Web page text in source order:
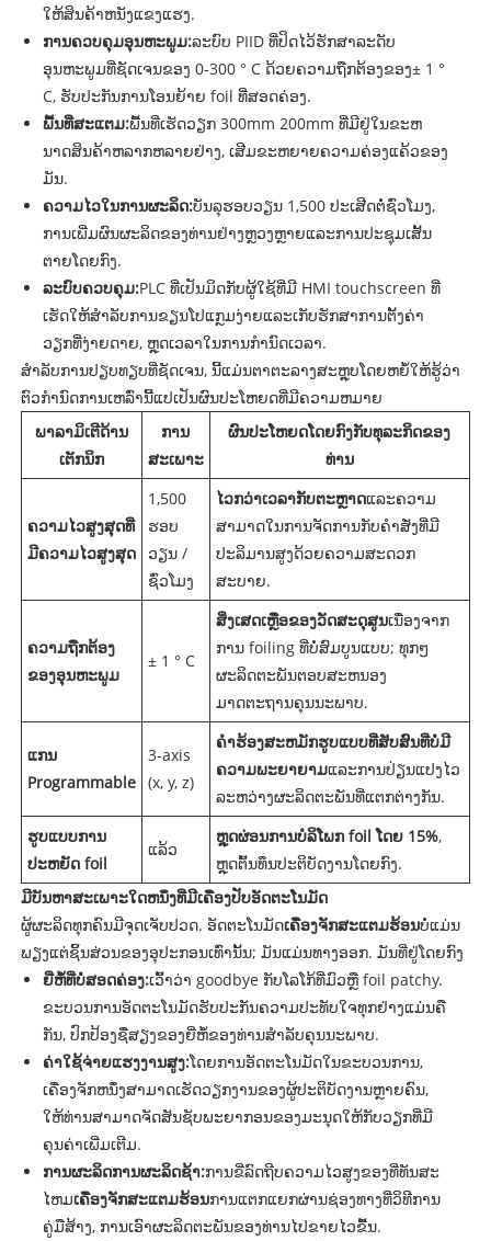
ໃຫ້ສິນຄ້າຫນັງແຂງແຮງ.
ການຄວບຄຸມອຸນຫະພູມ:ລະບົບ PIID ທີ່ປິດໄວ້ຮັກສາລະດັບ
ອຸນຫະພູມທີ່ຊັດເຈນຂອງ 0-300 ° C ດ້ວຍຄວາມຖືກຕ້ອງຂອງ± 1 °
C, ຮັບປະກັນການໂອນຍ້າຍ foil ທີ່ສອດຄ່ອງ.
ພື້ນທີ່ສະແຕມ:ພື້ນທີ່ເຮັດວຽກ 300mm 200mm ທີ່ມີຢູ່ໃນຂະຫ
ນາດສິນຄ້າຫລາກຫລາຍຢ່າງ, ເສີມຂະຫຍາຍຄວາມຄ່ອງແຄ້ວຂອງ
ມັນ.
ຄວາມໄວໃນການຜະລິດ:ບັນລຸຮອບວຽນ 1,500 ປະເສີດຕໍ່ຊົ່ວໂມງ,
ການເພີ່ມຜົນຜະລິດຂອງທ່ານຢ່າງຫຼວງຫຼາຍແລະການປະຊຸມເສັ້ນ
ຕາຍໂດຍກົງ.
ລະບົບຄວບຄຸມ:PLC ທີ່ເປັນມິດກັບຜູ້ໃຊ້ທີ່ມີ HMI touchscreen ທີ່
ເຮັດໃຫ້ສໍາລັບການຂຽນໂປແກຼມງ່າຍແລະເກັບຮັກສາການຕັ້ງຄ່າ
ວຽກທີ່ງ່າຍດາຍ, ຫຼຸດເວລາໃນການກໍານົດເວລາ.
ສໍາລັບການປຽບທຽບທີ່ຊັດເຈນ, ນີ້ແມ່ນຕາຕະລາງສະຫຼຸບໂດຍຫຍໍ້ໃຫ້ຮູ້ວ່າ
ຕົວກໍານົດການເຫລົ່ານີ້ແປເປັນຜົນປະໂຫຍດທີ່ມີຄວາມຫມາຍ
ພາລາມິເຕີດ້ານ
ເຕັກນິກ
ການ
ສະເພາະ
ຜົນປະໂຫຍດໂດຍກົງກັບທຸລະກິດຂອງ
ທ່ານ
ຄວາມໄວສູງສຸດທີ່
ມີຄວາມໄວສູງສຸດ
1,500
ຮອບ
ວຽນ /
ຊົ່ວໂມງ
ໄວກວ່າເວລາກັບຕະຫຼາດແລະຄວາມ
ສາມາດໃນການຈັດການກັບຄໍາສັ່ງທີ່ມີ
ປະລິມານສູງດ້ວຍຄວາມສະດວກ
ສະບາຍ.
ຄວາມຖືກຕ້ອງ
ຂອງອຸນຫະພູມ
± 1 ° C
ສິ່ງເສດເຫຼືອຂອງວັດສະດຸສູນເນື່ອງຈາກ
ການ foiling ທີ່ບໍ່ສົມບູນແບບ; ທຸກໆ
ຜະລິດຕະພັນຕອບສະຫນອງ
ມາດຕະຖານຄຸນນະພາບ.
ແກນ
Programmable
3-axis
(x, y, z)
ຄໍາຮ້ອງສະຫມັກຮູບແບບທີ່ສັບສົນທີ່ບໍ່ມີ
ຄວາມພະຍາຍາມແລະການປ່ຽນແປງໄວ
ລະຫວ່າງຜະລິດຕະພັນທີ່ແຕກຕ່າງກັນ.
ຮູບແບບການ
ປະຫຍັດ foil
ແລ້ວ
ຫຼຸດຜ່ອນການບໍລິໂພກ foil ໂດຍ 15%,
ຫຼຸດຕົ້ນທຶນປະຕິບັດງານໂດຍກົງ.
ມີບັນຫາສະເພາະໃດຫນຶ່ງທີ່ມີເຄື່ອງປັບອັດຕະໂນມັດ
ຜູ້ຜະລິດທຸກຄົນມີຈຸດເຈັບປວດ. ອັດຕະໂນມັດເຄື່ອງຈັກສະແຕມຮ້ອນບໍ່ແມ່ນ
ພຽງແຕ່ຊິ້ນສ່ວນຂອງອຸປະກອນເທົ່ານັ້ນ; ມັນແມ່ນທາງອອກ. ມັນທີ່ຢູ່ໂດຍກົງ
ຍີ່ຫໍ້ທີ່ບໍ່ສອດຄ່ອງ:ເວົ້າວ່າ goodbye ກັບໂລໂກ້ທີ່ມົວຫຼື foil patchy.
ຂະບວນການອັດຕະໂນມັດຮັບປະກັນຄວາມປະທັບໃຈທຸກຢ່າງແມ່ນຄື
ກັນ, ປົກປ້ອງຊື່ສຽງຂອງຍີ່ຫໍ້ຂອງທ່ານສໍາລັບຄຸນນະພາບ.
ຄ່າໃຊ້ຈ່າຍແຮງງານສູງ:ໂດຍການອັດຕະໂນມັດໃນຂະບວນການ,
ເຄື່ອງຈັກຫນຶ່ງສາມາດເຮັດວຽກງານຂອງຜູ້ປະຕິບັດງານຫຼາຍຄົນ,
ໃຫ້ທ່ານສາມາດຈັດສັນຊັບພະຍາກອນຂອງມະນຸດໃຫ້ກັບວຽກທີ່ມີ
ຄຸນຄ່າເພີ່ມເຕີມ.
ການຜະລິດການຜະລິດຊ້າ:ການຂີ່ລົດຖີບຄວາມໄວສູງຂອງທີ່ທັນສະ
ໄຫມເຄື່ອງຈັກສະແຕມຮ້ອນການແຕກແຍກຜ່ານຊ່ອງທາງທີ່ວິທີການ
ຄູ່ມືສ້າງ, ການເອົາຜະລິດຕະພັນຂອງທ່ານໄປຂາຍໄວຂື້ນ.